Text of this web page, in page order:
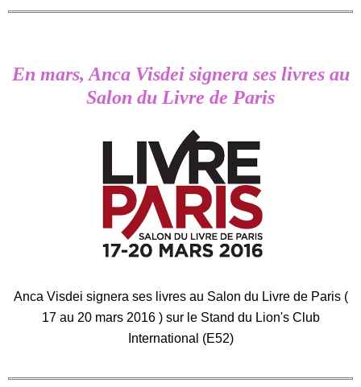
En mars, Anca Visdei signera ses livres au
Salon du Livre de Paris
Anca Visdei signera ses livres au Salon du Livre de Paris (
17 au 20 mars 2016 ) sur le Stand du Lion's Club
International (E52)